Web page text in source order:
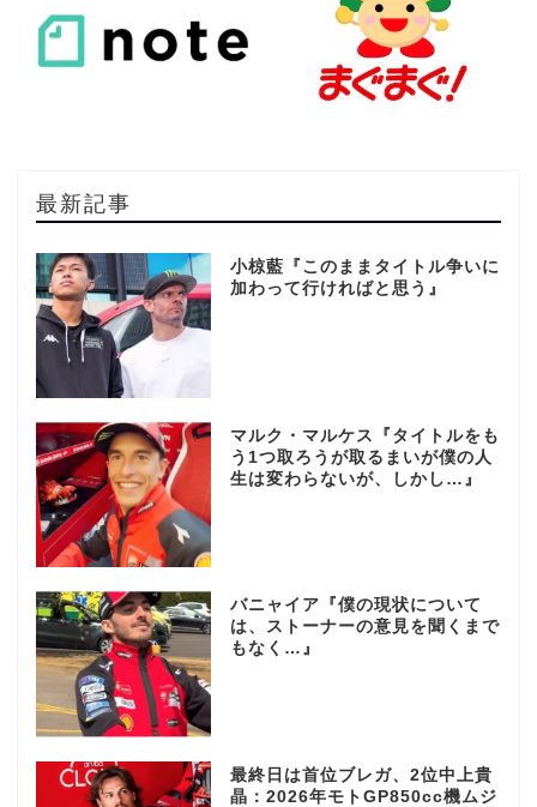
最新記事
小椋藍『このままタイトル争いに
加わって行ければと思う』
マルク・マルケス『タイトルをも
う1つ取ろうが取るまいが僕の人
生は変わらないが、しかし…』
バニャイア『僕の現状について
は、ストーナーの意見を聞くまで
もなく…』
最終日は首位ブレガ、2位中上貴
晶：2026年モトGP850cc機ムジ